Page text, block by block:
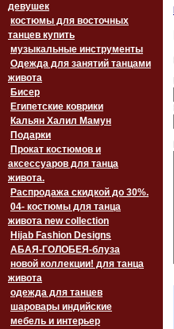
девушек
костюмы для восточных
танцев купить
музыкальные инструменты
Одежда для занятий танцами
живота
Бисер
Египетские коврики
Кальян Халил Мамун
Подарки
Прокат костюмов и
аксессуаров для танца
живота.
Распродажа скидкой до 30%.
04- костюмы для танца
живота new collection
Hijab Fashion Designs
АБАЯ-ГОЛОБЕЯ-блуза
новой коллекции! для танца
живота
одежда для танцев
шаровары индийские
мебель и интерьер